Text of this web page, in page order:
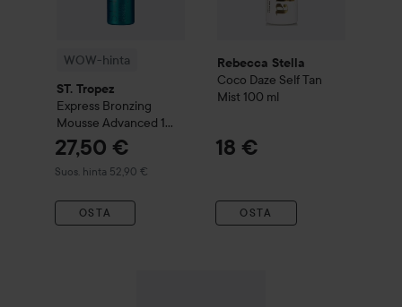
WOW-hinta
ST. Tropez
Express Bronzing
Mousse Advanced 1
Hour Tan
27,50 €
Suos. hinta 52,90 €
Suositeltu hinta 52,90 €
OSTA
Rebecca Stella
Coco Daze Self Tan
Mist 100 ml
18 €
OSTA